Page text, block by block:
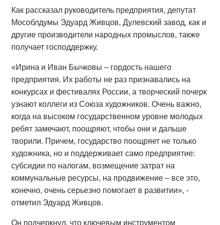
Как рассказал руководитель предприятия, депутат
Мособлдумы Эдуард Живцов, Дулевский завод, как и
другие производители народных промыслов, также
получает господдержку.
«Ирина и Иван Бычковы – гордость нашего
предприятия. Их работы не раз признавались на
конкурсах и фестивалях России, а творческий почерк
узнают коллеги из Союза художников. Очень важно,
когда на высоком государственном уровне молодых
ребят замечают, поощряют, чтобы они и дальше
творили. Причем, государство поощряет не только
художника, но и поддерживает само предприятие:
субсидии по налогам, возмещение затрат на
коммунальные ресурсы, на продвижение – все это,
конечно, очень серьезно помогает в развитии», -
отметил Эдуард Живцов.
Он подчеркнул, что ключевым инструментом